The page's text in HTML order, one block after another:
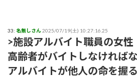
33: 名無しさん2025/07/19(土) 10:27:16.25
>施設アルバイト職員の女性
高齢者がバイトしなければ
アルバイトが他人の命を握